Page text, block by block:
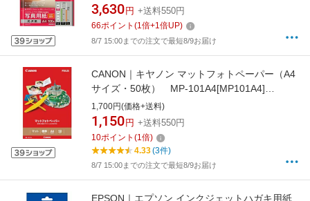
3,630 円 +送料550円
66ポイント (1倍+1倍UP)
8/7 15:00までの注文で最短8/9お届け
CANON｜キヤノン マットフォトペーパー（A4
サイズ・50枚） MP-101A4[MP101A4]
【rb_pcp】
1,700円(価格+送料)
1,150 円 +送料550円
10ポイント (1倍)
4.33(3件)
8/7 15:00までの注文で最短8/9お届け
EPSON｜エプソン インクジェットハガキ用紙